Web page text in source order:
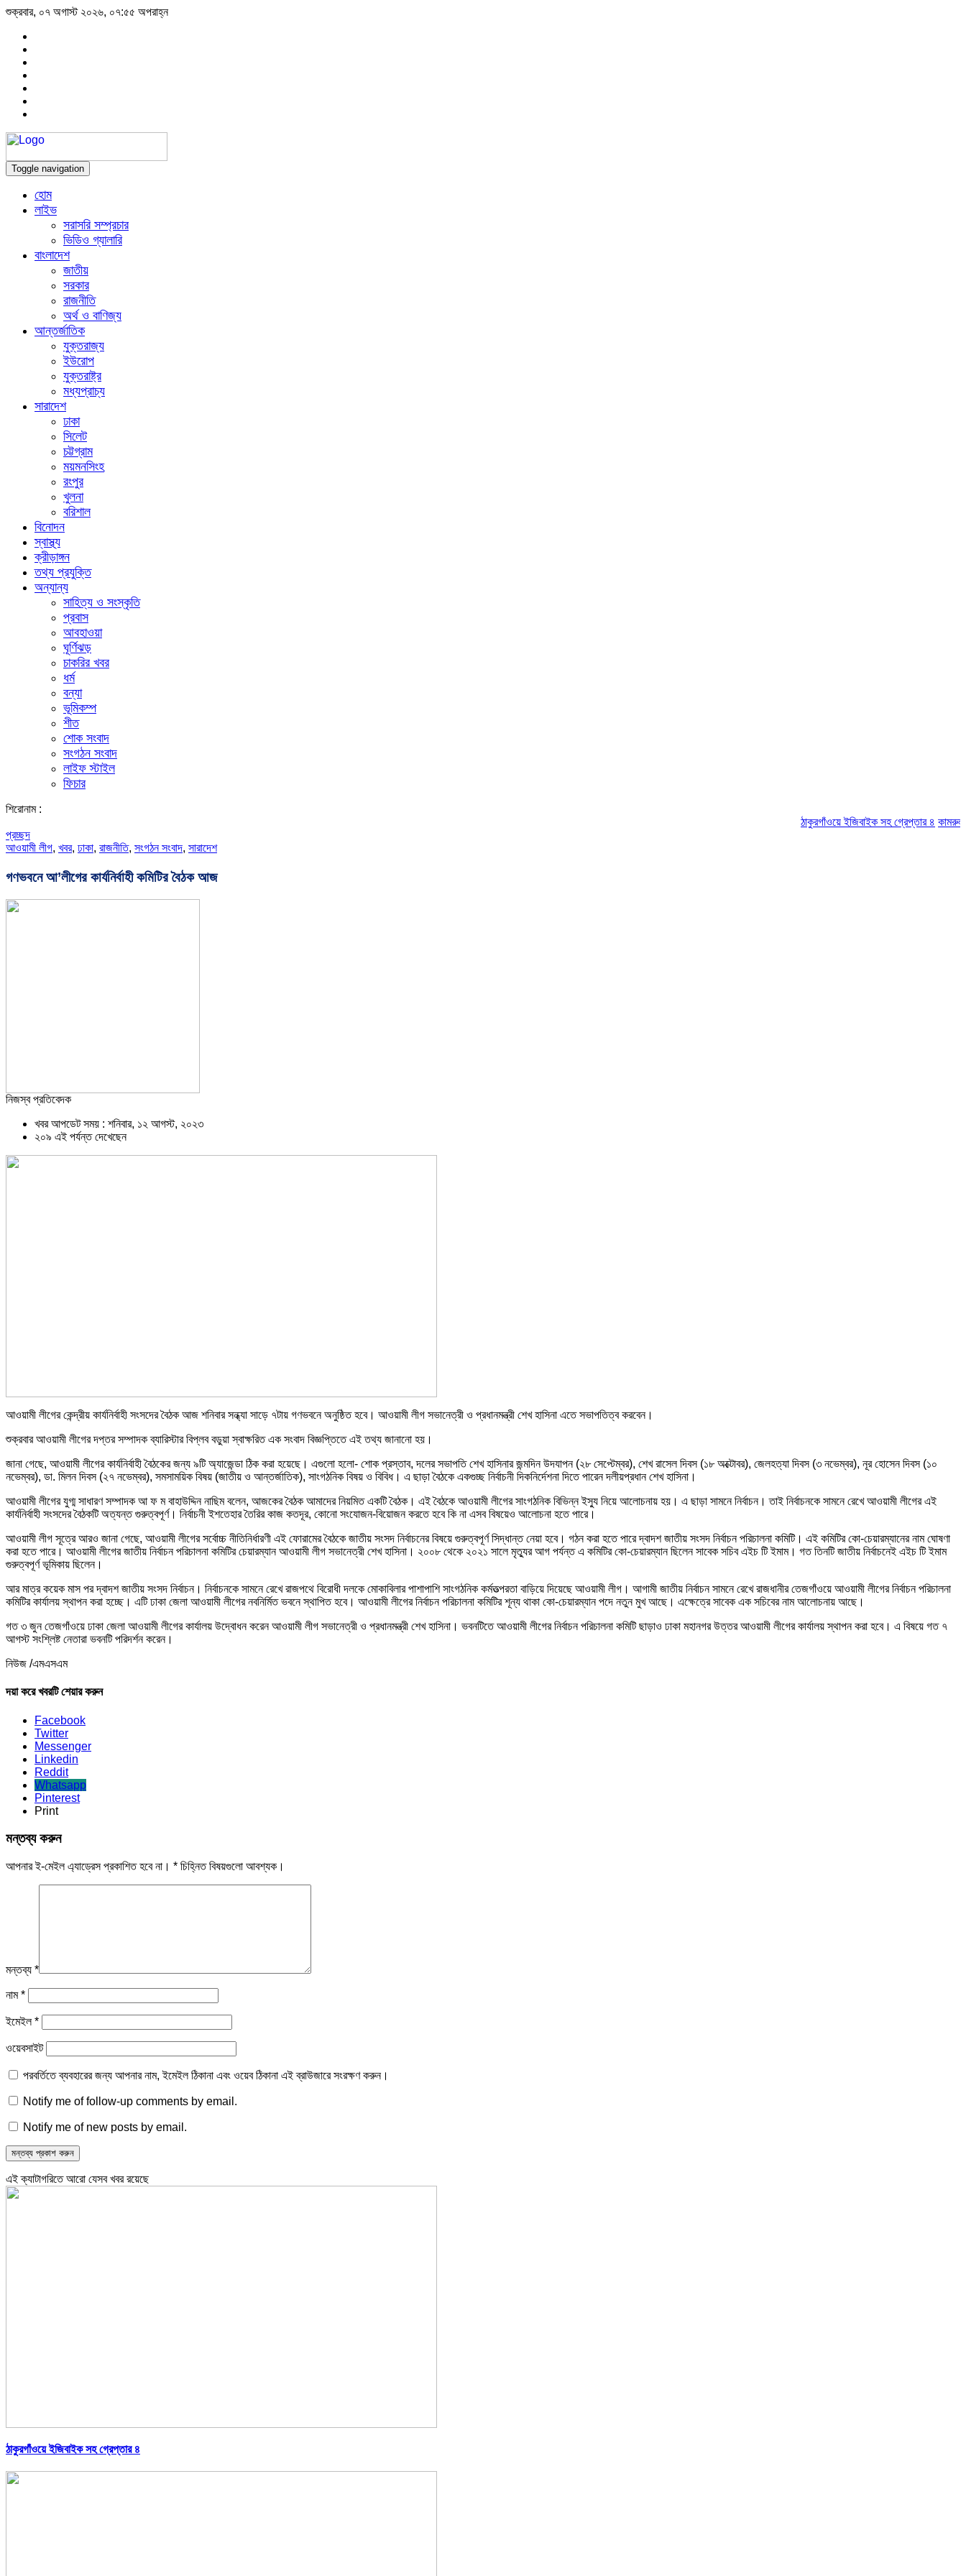
শুক্রবার, ০৭ অগাস্ট ২০২৬, ০৭:৫৫ অপরাহ্ন
Toggle navigation
হোম
লাইভ
সরাসরি সম্প্রচার
ভিডিও গ্যালারি
বাংলাদেশ
জাতীয়
সরকার
রাজনীতি
অর্থ ও বাণিজ্য
আন্তর্জাতিক
যুক্তরাজ্য
ইউরোপ
যুক্তরাষ্ট্র
মধ্যপ্রাচ্য
সারাদেশ
ঢাকা
সিলেট
চট্টগ্রাম
ময়মনসিংহ
রংপুর
খুলনা
বরিশাল
বিনোদন
স্বাস্থ্য
ক্রীড়াঙ্গন
তথ্য প্রযুক্তি
অন্যান্য
সাহিত্য ও সংস্কৃতি
প্রবাস
আবহাওয়া
ঘূর্ণিঝড়
চাকরির খবর
ধর্ম
বন্যা
ভূমিকম্প
শীত
শোক সংবাদ
সংগঠন সংবাদ
লাইফ স্টাইল
ফিচার
শিরোনাম :
ঠাকুরগাঁওয়ে ইজিবাইক সহ গ্রেপ্তার ৪ কামরুল-জসিম
প্রচ্ছদ
আওয়ামী লীগ, খবর, ঢাকা, রাজনীতি, সংগঠন সংবাদ, সারাদেশ
গণভবনে আ’লীগের কার্যনির্বাহী কমিটির বৈঠক আজ
নিজস্ব প্রতিবেদক
খবর আপডেট সময় : শনিবার, ১২ আগস্ট, ২০২৩
২০৯ এই পর্যন্ত দেখেছেন
আওয়ামী লীগের কেন্দ্রীয় কার্যনির্বাহী সংসদের বৈঠক আজ শনিবার সন্ধ্যা সাড়ে ৭টায় গণভবনে অনুষ্ঠিত হবে। আওয়ামী লীগ সভানেত্রী ও প্রধানমন্ত্রী শেখ হাসিনা এতে সভাপতিত্ব করবেন।
শুক্রবার আওয়ামী লীগের দপ্তর সম্পাদক ব্যারিস্টার বিপ্লব বড়ুয়া স্বাক্ষরিত এক সংবাদ বিজ্ঞপ্তিতে এই তথ্য জানানো হয়।
জানা গেছে, আওয়ামী লীগের কার্যনির্বাহী বৈঠকের জন্য ৯টি অ্যাজেন্ডা ঠিক করা হয়েছে। এগুলো হলো- শোক প্রস্তাব, দলের সভাপতি শেখ হাসিনার জন্মদিন উদযাপন (২৮ সেপ্টেম্বর), শেখ রাসেল দিবস (১৮ অক্টোবর), জেলহত্যা দিবস (৩ নভেম্বর), নূর হোসেন দিবস (১০
নভেম্বর), ডা. মিলন দিবস (২৭ নভেম্বর), সমসাময়িক বিষয় (জাতীয় ও আন্তর্জাতিক), সাংগঠনিক বিষয় ও বিবিধ। এ ছাড়া বৈঠকে একগুচ্ছ নির্বাচনী দিকনির্দেশনা দিতে পারেন দলীয়প্রধান শেখ হাসিনা।
আওয়ামী লীগের যুগ্ম সাধারণ সম্পাদক আ ফ ম বাহাউদ্দিন নাছিম বলেন, আজকের বৈঠক আমাদের নিয়মিত একটি বৈঠক। এই বৈঠকে আওয়ামী লীগের সাংগঠনিক বিভিন্ন ইস্যু নিয়ে আলোচনায় হয়। এ ছাড়া সামনে নির্বাচন। তাই নির্বাচনকে সামনে রেখে আওয়ামী লীগের এই
কার্যনির্বাহী সংসদের বৈঠকটি অত্যন্ত গুরুত্বপূর্ণ। নির্বাচনী ইশতেহার তৈরির কাজ কতদূর, কোনো সংযোজন-বিয়োজন করতে হবে কি না এসব বিষয়েও আলোচনা হতে পারে।
আওয়ামী লীগ সূত্রে আরও জানা গেছে, আওয়ামী লীগের সর্বোচ্চ নীতিনির্ধারণী এই ফোরামের বৈঠকে জাতীয় সংসদ নির্বাচনের বিষয়ে গুরুত্বপূর্ণ সিদ্ধান্ত নেয়া হবে। গঠন করা হতে পারে দ্বাদশ জাতীয় সংসদ নির্বাচন পরিচালনা কমিটি। এই কমিটির কো-চেয়ারম্যানের নাম ঘোষণা
করা হতে পারে। আওয়ামী লীগের জাতীয় নির্বাচন পরিচালনা কমিটির চেয়ারম্যান আওয়ামী লীগ সভানেত্রী শেখ হাসিনা। ২০০৮ থেকে ২০২১ সালে মৃত্যুর আগ পর্যন্ত এ কমিটির কো-চেয়ারম্যান ছিলেন সাবেক সচিব এইচ টি ইমাম। গত তিনটি জাতীয় নির্বাচনেই এইচ টি ইমাম
গুরুত্বপূর্ণ ভূমিকায় ছিলেন।
আর মাত্র কয়েক মাস পর দ্বাদশ জাতীয় সংসদ নির্বাচন। নির্বাচনকে সামনে রেখে রাজপথে বিরোধী দলকে মোকাবিলার পাশাপাশি সাংগঠনিক কর্মতত্পরতা বাড়িয়ে দিয়েছে আওয়ামী লীগ। আগামী জাতীয় নির্বাচন সামনে রেখে রাজধানীর তেজগাঁওয়ে আওয়ামী লীগের নির্বাচন পরিচালনা
কমিটির কার্যালয় স্থাপন করা হচ্ছে। এটি ঢাকা জেলা আওয়ামী লীগের নবনির্মিত ভবনে স্থাপিত হবে। আওয়ামী লীগের নির্বাচন পরিচালনা কমিটির শূন্য থাকা কো-চেয়ারম্যান পদে নতুন মুখ আছে। এক্ষেত্রে সাবেক এক সচিবের নাম আলোচনায় আছে।
গত ৩ জুন তেজগাঁওয়ে ঢাকা জেলা আওয়ামী লীগের কার্যালয় উদ্বোধন করেন আওয়ামী লীগ সভানেত্রী ও প্রধানমন্ত্রী শেখ হাসিনা। ভবনটিতে আওয়ামী লীগের নির্বাচন পরিচালনা কমিটি ছাড়াও ঢাকা মহানগর উত্তর আওয়ামী লীগের কার্যালয় স্থাপন করা হবে। এ বিষয়ে গত ৭
আগস্ট সংশ্লিষ্ট নেতারা ভবনটি পরিদর্শন করেন।
নিউজ /এমএসএম
দয়া করে খবরটি শেয়ার করুন
Facebook
Twitter
Messenger
Linkedin
Reddit
Whatsapp
Pinterest
Print
মন্তব্য করুন
আপনার ই-মেইল এ্যাড্রেস প্রকাশিত হবে না। * চিহ্নিত বিষয়গুলো আবশ্যক।
মন্তব্য *
নাম*
ইমেইল*
ওয়েবসাইট
পরবর্তিতে ব্যবহারের জন্য আপনার নাম, ইমেইল ঠিকানা এবং ওয়েব ঠিকানা এই ব্রাউজারে সংরক্ষণ করুন।
Notify me of follow-up comments by email.
Notify me of new posts by email.
এই ক্যাটাগরিতে আরো যেসব খবর রয়েছে
ঠাকুরগাঁওয়ে ইজিবাইক সহ গ্রেপ্তার ৪